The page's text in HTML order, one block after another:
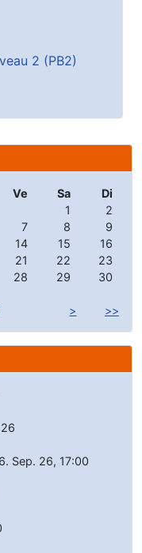
Ve Sa
Di
1
2
7 8
9
14 15
16
21 22
23
28 29
30
> >>
Sep. 26, 17:00
2 (PB2)